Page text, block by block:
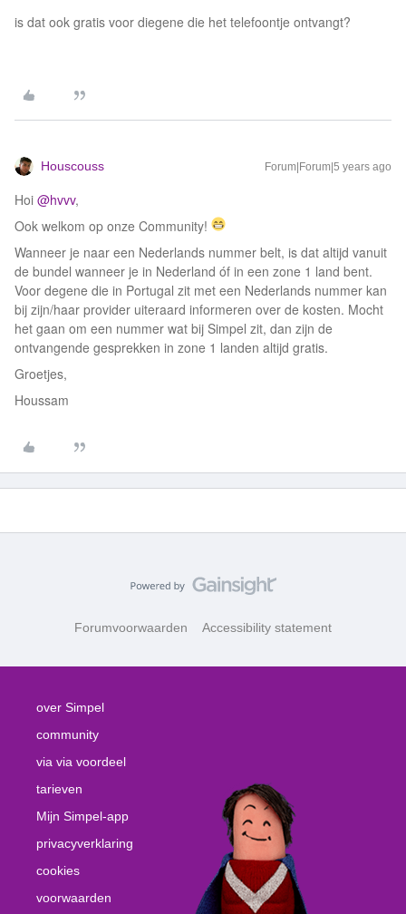
is dat ook gratis voor diegene die het telefoontje ontvangt?
Houscouss Forum|Forum|5 years ago
Hoi @hvvv,
Ook welkom op onze Community!
Wanneer je naar een Nederlands nummer belt, is dat altijd vanuit
de bundel wanneer je in Nederland óf in een zone 1 land bent.
Voor degene die in Portugal zit met een Nederlands nummer kan
bij zijn/haar provider uiteraard informeren over de kosten. Mocht
het gaan om een nummer wat bij Simpel zit, dan zijn de
ontvangende gesprekken in zone 1 landen altijd gratis.
Groetjes,
Houssam
Forumvoorwaarden Accessibility statement
over Simpel
community
via via voordeel
tarieven
Mijn Simpel-app
privacyverklaring
cookies
voorwaarden